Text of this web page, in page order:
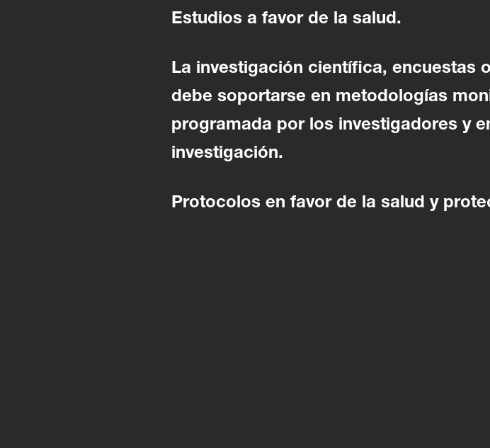
Estudios a favor de la salud.
La investigación científica, encuestas
debe soportarse en metodologías
programada por los investigadores y
investigación.
Protocolos en favor de la salud y